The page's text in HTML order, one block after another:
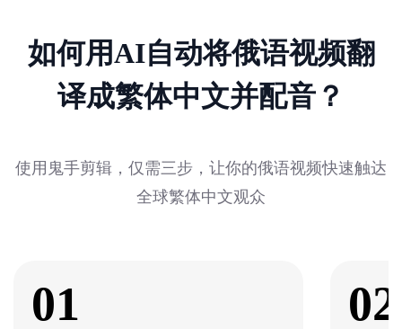
如何用AI自动将俄语视频翻
译成繁体中文并配音？
使用鬼手剪辑，仅需三步，让你的俄语视频快速触达
全球繁体中文观众
01 02